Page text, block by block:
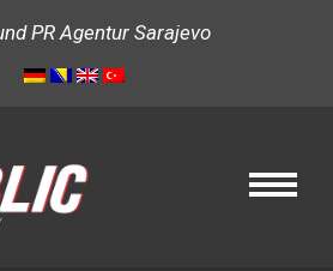
PR Agentur Sarajevo